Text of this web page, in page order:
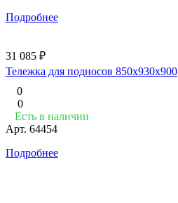
Подробнее
31 085 ₽
Тележка для подносов 850х930х900
0
0
Есть в наличии
Арт. 64454
Подробнее